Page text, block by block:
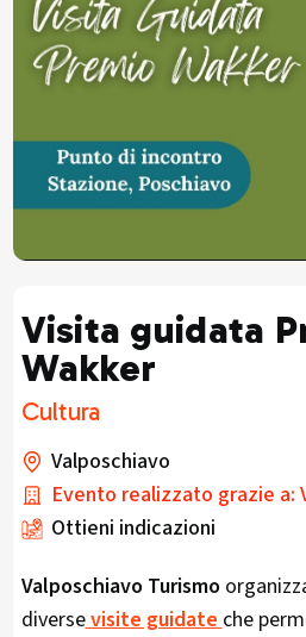
Visita guidata
Wakker
Cultura
Valposchiavo
Evento realizzato grazie a:
Ottieni indicazioni
Valposchiavo Turismo
diversevisite guidateche